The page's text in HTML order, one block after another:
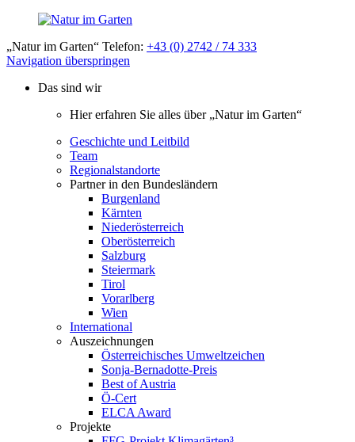
„Natur im Garten“ Telefon: +43 (0) 2742 / 74 333
Navigation überspringen
Das sind wir
Hier erfahren Sie alles über „Natur im Garten“
Geschichte und Leitbild
Team
Regionalstandorte
Partner in den Bundesländern
Burgenland
Kärnten
Niederösterreich
Oberösterreich
Salzburg
Steiermark
Tirol
Vorarlberg
Wien
International
Auszeichnungen
Österreichisches Umweltzeichen
Sonja-Bernadotte-Preis
Best of Austria
Ö-Cert
ELCA Award
Projekte